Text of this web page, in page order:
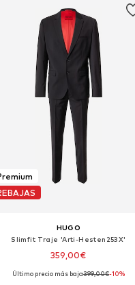
HUGO
Slimfit Traje 'Arti-Hesten253X'
359,00€
Tallas disponibles: 46, 48, 50, 52, 54, 56
Último precio más bajo:399,00€-10%